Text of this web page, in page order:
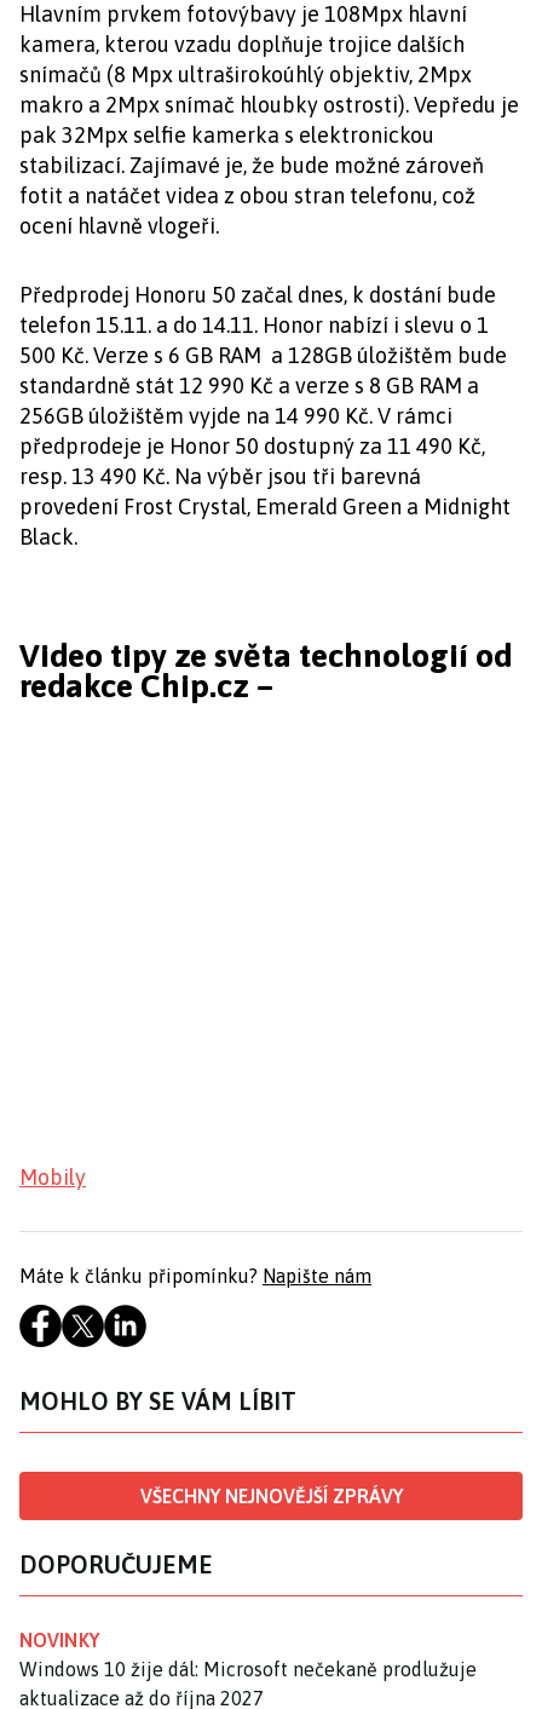
Hlavním prvkem fotovýbavy je 108Mpx hlavní
kamera, kterou vzadu doplňuje trojice dalších
snímačů (8 Mpx ultraširokoúhlý objektiv, 2Mpx
makro a 2Mpx snímač hloubky ostrosti). Vepředu je
pak 32Mpx selfie kamerka s elektronickou
stabilizací. Zajímavé je, že bude možné zároveň
fotit a natáčet videa z obou stran telefonu, což
ocení hlavně vlogeři.
Předprodej Honoru 50 začal dnes, k dostání bude
telefon 15.11. a do 14.11. Honor nabízí i slevu o 1
500 Kč. Verze s 6 GB RAM a 128GB úložištěm bude
standardně stát 12 990 Kč a verze s 8 GB RAM a
256GB úložištěm vyjde na 14 990 Kč. V rámci
předprodeje je Honor 50 dostupný za 11 490 Kč,
resp. 13 490 Kč. Na výběr jsou tři barevná
provedení Frost Crystal, Emerald Green a Midnight
Black.
Video tipy ze světa technologií od
redakce Chip.cz –
Mobily
Máte k článku připomínku? Napište nám
MOHLO BY SE VÁM LÍBIT
VŠECHNY NEJNOVĚJŠÍ ZPRÁVY
DOPORUČUJEME
NOVINKY
Windows 10 žije dál: Microsoft nečekaně prodlužuje
aktualizace až do října 2027